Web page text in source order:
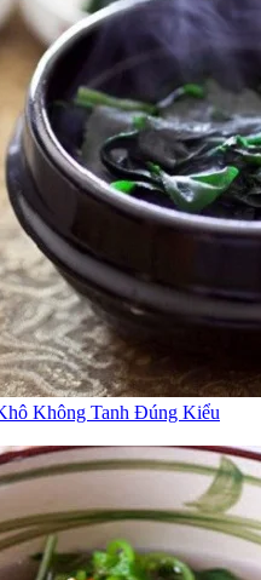
Không Tanh Đúng Kiểu